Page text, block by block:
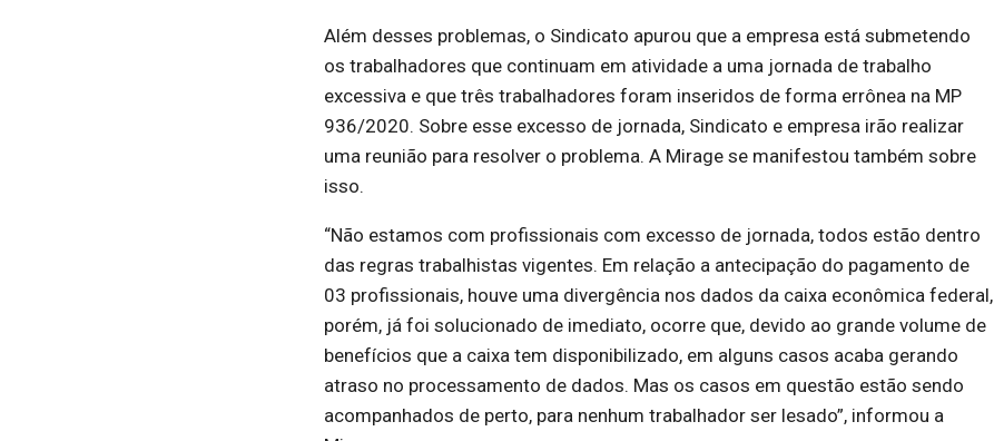
Além desses problemas, o Sindicato apurou que a empresa está submetendo
os trabalhadores que continuam em atividade a uma jornada de trabalho
excessiva e que três trabalhadores foram inseridos de forma errônea na MP
936/2020. Sobre esse excesso de jornada, Sindicato e empresa irão realizar
uma reunião para resolver o problema. A Mirage se manifestou também sobre
isso.
“Não estamos com profissionais com excesso de jornada, todos estão dentro
das regras trabalhistas vigentes. Em relação a antecipação do pagamento de
03 profissionais, houve uma divergência nos dados da caixa econômica federal,
porém, já foi solucionado de imediato, ocorre que, devido ao grande volume de
benefícios que a caixa tem disponibilizado, em alguns casos acaba gerando
atraso no processamento de dados. Mas os casos em questão estão sendo
acompanhados de perto, para nenhum trabalhador ser lesado”, informou a